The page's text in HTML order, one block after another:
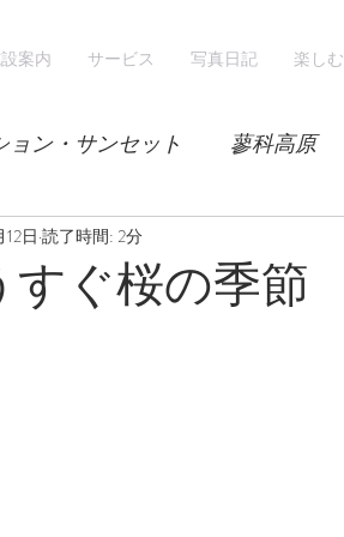
案内 サービス 写真日記 楽しむ
ョン・サンセット 蓼科高原
レンゲツツジ
ぐ桜の季節
日 読了時間: 2分